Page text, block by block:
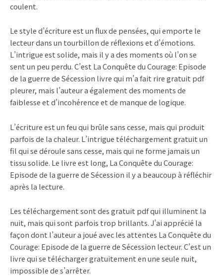
coulent.
Le style d’écriture est un flux de pensées, qui emporte le
lecteur dans un tourbillon de réflexions et d’émotions.
L’intrigue est solide, mais il y a des moments où l’on se
sent un peu perdu. C’est La Conquête du Courage: Episode
de la guerre de Sécession livre qui m’a fait rire gratuit pdf
pleurer, mais l’auteur a également des moments de
faiblesse et d’incohérence et de manque de logique.
L’écriture est un feu qui brûle sans cesse, mais qui produit
parfois de la chaleur. L’intrigue téléchargement gratuit un
fil qui se déroule sans cesse, mais qui ne forme jamais un
tissu solide. Le livre est long, La Conquête du Courage:
Episode de la guerre de Sécession il y a beaucoup à réfléchir
après la lecture.
Les téléchargement sont des gratuit pdf qui illuminent la
nuit, mais qui sont parfois trop brillants. J’ai apprécié la
façon dont l’auteur a joué avec les attentes La Conquête du
Courage: Episode de la guerre de Sécession lecteur. C’est un
livre qui se télécharger gratuitement en une seule nuit,
impossible de s’arrêter.